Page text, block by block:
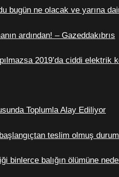
bugün ne olacak ve yarına
ardından! – Gazeddakıbrıs
2019’da ciddi elektrik
Toplumla Alay Ediliyor
teslim olmuş
binlerce balığın ölümüne